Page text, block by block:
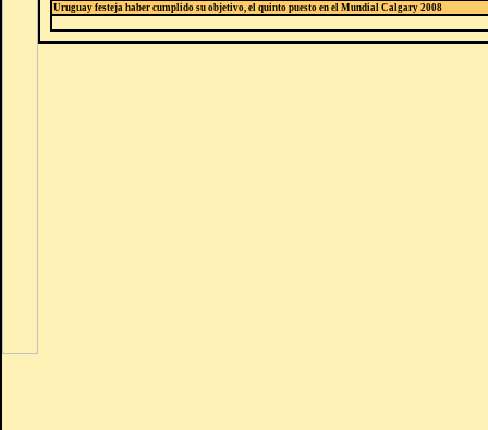
Uruguay festeja haber cumplido su objetivo, el quinto puesto en el Mundial Calgary 2008